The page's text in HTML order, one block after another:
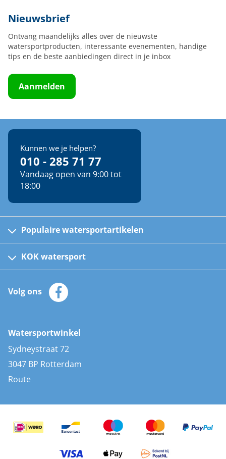
Nieuwsbrief
Ontvang maandelijks alles over de nieuwste
watersportproducten, interessante evenementen, handige
tips en de beste aanbiedingen direct in je inbox
Aanmelden
Kunnen we je helpen?
010 - 285 71 77
Vandaag open van 9:00 tot
18:00
Populaire watersportartikelen
Kinder reddingsvesten
Automatische reddingsvesten
Zeilkleding
Zonnepanelen
AIS transponders
Stootwillen en fenders
Bootkussens
Zwemtrappen
KOK watersport
Klantenservice
Merken
Volg ons
Watersportwinkel
Sydneystraat 72
3047 BP Rotterdam
Route